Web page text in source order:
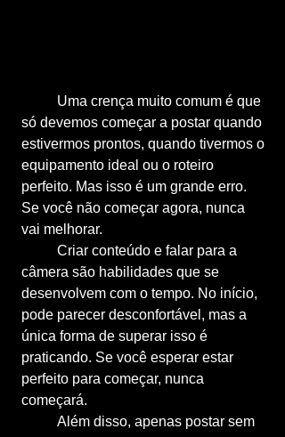
só devemos começar a postar quando
estivermos prontos, quando tivermos o
equipamento ideal ou o roteiro
perfeito. Mas isso é um grande erro.
Se você não começar agora, nunca
vai melhorar.
câmera são habilidades que se
desenvolvem com o tempo. No início,
pode parecer desconfortável, mas a
única forma de superar isso é
praticando. Se você esperar estar
perfeito para começar, nunca
começará.